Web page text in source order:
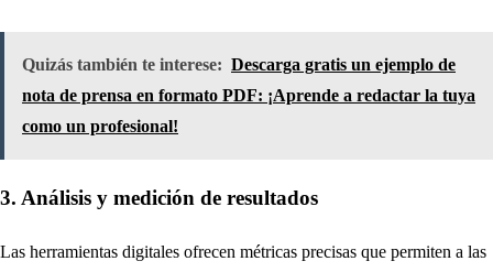
Quizás también te interese: Descarga gratis un ejemplo de
nota de prensa en formato PDF: ¡Aprende a redactar la tuya
como un profesional!
3. Análisis y medición de resultados
Las herramientas digitales ofrecen métricas precisas que permiten a las